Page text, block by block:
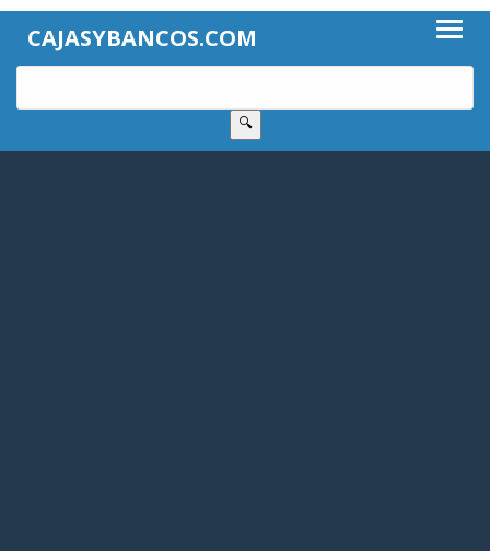
CAJASYBANCOS.COM
🔍